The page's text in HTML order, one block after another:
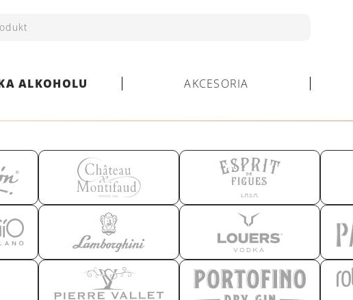
ALKOHOLU AKCESORIA